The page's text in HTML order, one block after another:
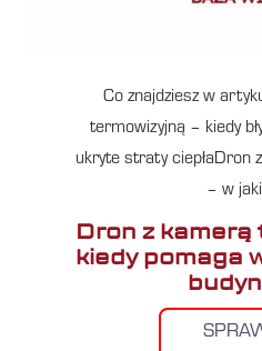
Co znajdziesz w
termowizyjną – kiedy
ukryte straty ciepłaDron
– w
Dron z kamerą
kiedy pomaga